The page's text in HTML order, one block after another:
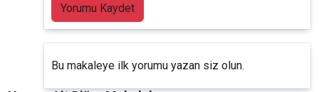
Yorumu Kaydet
Bu makaleye ilk yorumu yazan siz olun.